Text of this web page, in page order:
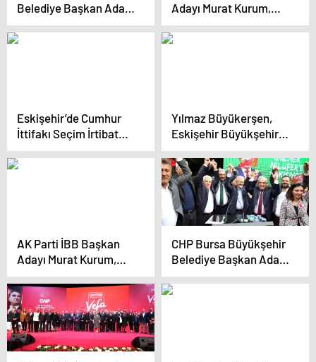
Belediye Başkan Adayı
Ziya Polat, 104
Projesini Anlattı
Adayı Murat Kurum,
Kastamonu’da sel
felaketinden zarar
Eskişehir’de Cumhur
İttifakı Seçim İrtibat
Bürosu açıldı
Yılmaz Büyükerşen,
Eskişehir Büyükşehir
Belediye Başkanlığı’na
veda etti
AK Parti İBB Başkan
Adayı Murat Kurum,
İstanbul’da
Vatandaşlarla Buluştu
CHP Bursa Büyükşehir
Belediye Başkan Adayı
Mustafa Bozbey: ‘Bize
gelsinler biz onlara